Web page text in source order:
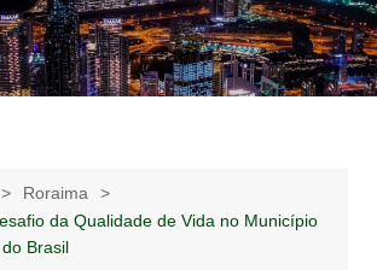
Notícias –
Publicidades –
– Anúncios
Roraima
da Qualidade de Vida no Município
Brasil